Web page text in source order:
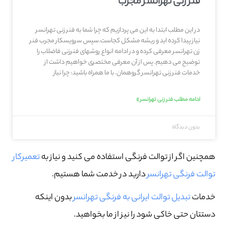
در این مطلب ابتدا به این می پردازیم که چرا شما به فنر زنی تهرانسر
نیاز پیدا کرده اید و ریشه مشکل کجاست.سپس سرویسکار مجرب فنر
زن تهرانسر معرفی کرده و در ادامه انواع روشهای فنرزنی فاضلاب را
توضیح می دهیم. پس از آن معرفی مختصری خواهیم داشت از
خدمات فنر زنی تهرانسر گروهمان. با ما همراه باشید: چرا نیاز
ادامه مطلب فنر زنی تهرانسر »
بدون دیدگاه
همچنین اگر از توالت فرنگی استفاده می کنید و نیاز بهتعمیرکار
توالت فرنگی تهرانسردارید در خدمت شما هستیم.
خدماتتبدیل توالت ایرانی به فرنگی تهرانسربدون اینکه
دستتان حتی خاکی شود را نیز از ما بخواهید.